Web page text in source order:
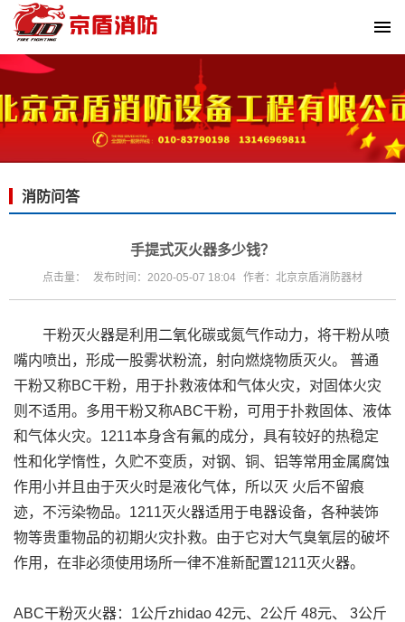
消防问答
手提式灭火器多少钱？
点击量： 发布时间：2020-05-07 18:04 作者：北京京盾消防器材
干粉灭火器是利用二氧化碳或氮气作动力，将干粉从喷
嘴内喷出，形成一股雾状粉流，射向燃烧物质灭火。 普通
干粉又称BC干粉，用于扑救液体和气体火灾，对固体火灾
则不适用。多用干粉又称ABC干粉，可用于扑救固体、液体
和气体火灾。1211本身含有氟的成分，具有较好的热稳定
性和化学惰性，久贮不变质，对钢、铜、铝等常用金属腐蚀
作用小并且由于灭火时是液化气体，所以灭 火后不留痕
迹，不污染物品。1211灭火器适用于电器设备，各种装饰
物等贵重物品的初期火灾扑救。由于它对大气臭氧层的破坏
作用，在非必须使用场所一律不准新配置1211灭火器。
ABC干粉灭火器：1公斤zhidao 42元、2公斤 48元、 3公斤